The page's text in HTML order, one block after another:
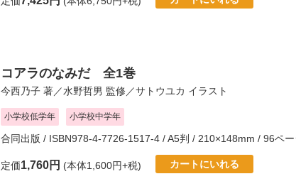
コアラのなみだ 全1巻
今西乃子 著／水野哲男 監修／サトウユカ イラスト
小学校低学年 小学校中学年
合同出版 / ISBN978-4-7726-1517-4 / A5判 / 210×148mm / 96ペー
定価1,760円 (本体1,600円+税) カートにいれる